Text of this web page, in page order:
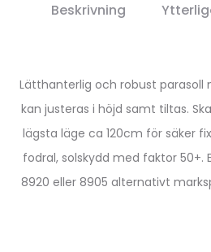
Beskrivning
Lätthanterlig och robust
kan justeras i höjd samt tiltas.
lägsta läge ca 120cm för säker
fodral, solskydd med faktor 50+.
8920 eller 8905 alternativt